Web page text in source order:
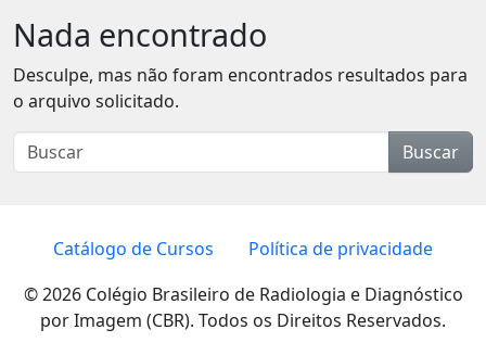
Nada encontrado
Desculpe, mas não foram encontrados resultados para
o arquivo solicitado.
Buscar
Catálogo de Cursos
Política de privacidade
© 2026 Colégio Brasileiro de Radiologia e Diagnóstico
por Imagem (CBR). Todos os Direitos Reservados.